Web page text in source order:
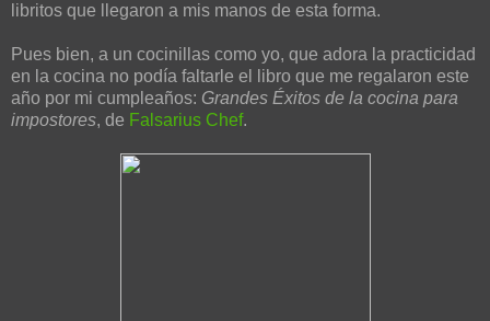
libritos que llegaron a mis manos de esta forma.
Pues bien, a un cocinillas como yo, que adora la practicidad
en la cocina no podía faltarle el libro que me regalaron este
año por mi cumpleaños: Grandes Éxitos de la cocina para
impostores, de Falsarius Chef.